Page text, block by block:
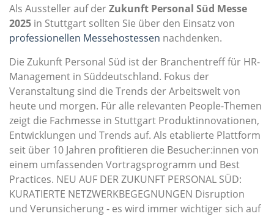
Als Aussteller auf derZukunft Personal Süd Messe
2025 in Stuttgart sollten Sie über den Einsatz von
professionellen Messehostessen nachdenken.
Die Zukunft Personal Süd ist der Branchentreff für HR-
Management in Süddeutschland. Fokus der
Veranstaltung sind die Trends der Arbeitswelt von
heute und morgen. Für alle relevanten People-Themen
zeigt die Fachmesse in Stuttgart Produktinnovationen,
Entwicklungen und Trends auf. Als etablierte Plattform
seit über 10 Jahren profitieren die Besucher:innen von
einem umfassenden Vortragsprogramm und Best
Practices. NEU AUF DER ZUKUNFT PERSONAL SÜD:
KURATIERTE NETZWERKBEGEGNUNGEN Disruption
und Verunsicherung - es wird immer wichtiger sich auf